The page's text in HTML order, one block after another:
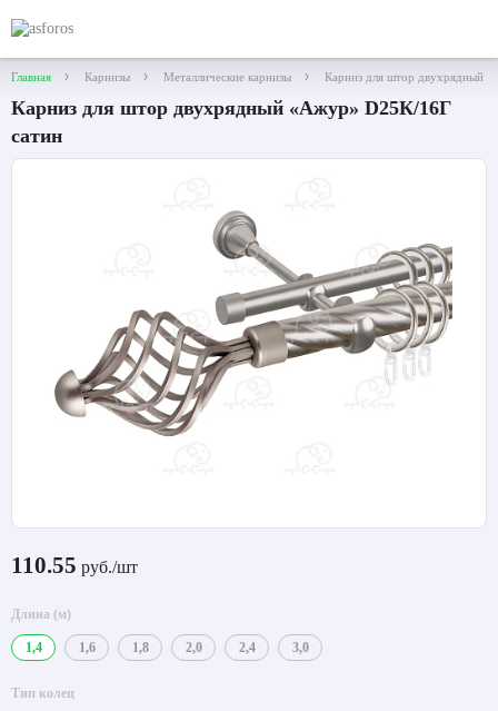
Главная Карнизы Металлические карнизы Карниз для штор двухрядный
Карниз для штор двухрядный «Ажур» D25К/16Г
сатин
110.55 руб./шт
Длина (м)
1,4 1,6 1,8 2,0 2,4 3,0
Тип колец